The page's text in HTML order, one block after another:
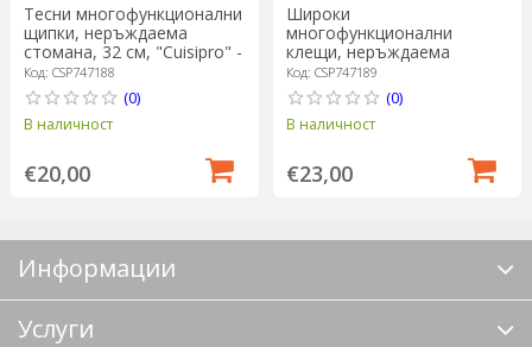
Тесни многофункционални
щипки, неръждаема
стомана, 32 см, "Cuisipro" -
Grunwerg
Код: CSP747188
(0)
В наличност
€20,00
Широки
многофункционални
клещи, неръждаема
стомана, 30,5 см, "Cuisipro"
- Grunwerg
Код: CSP747189
(0)
В наличност
€23,00
Информации
Услуги